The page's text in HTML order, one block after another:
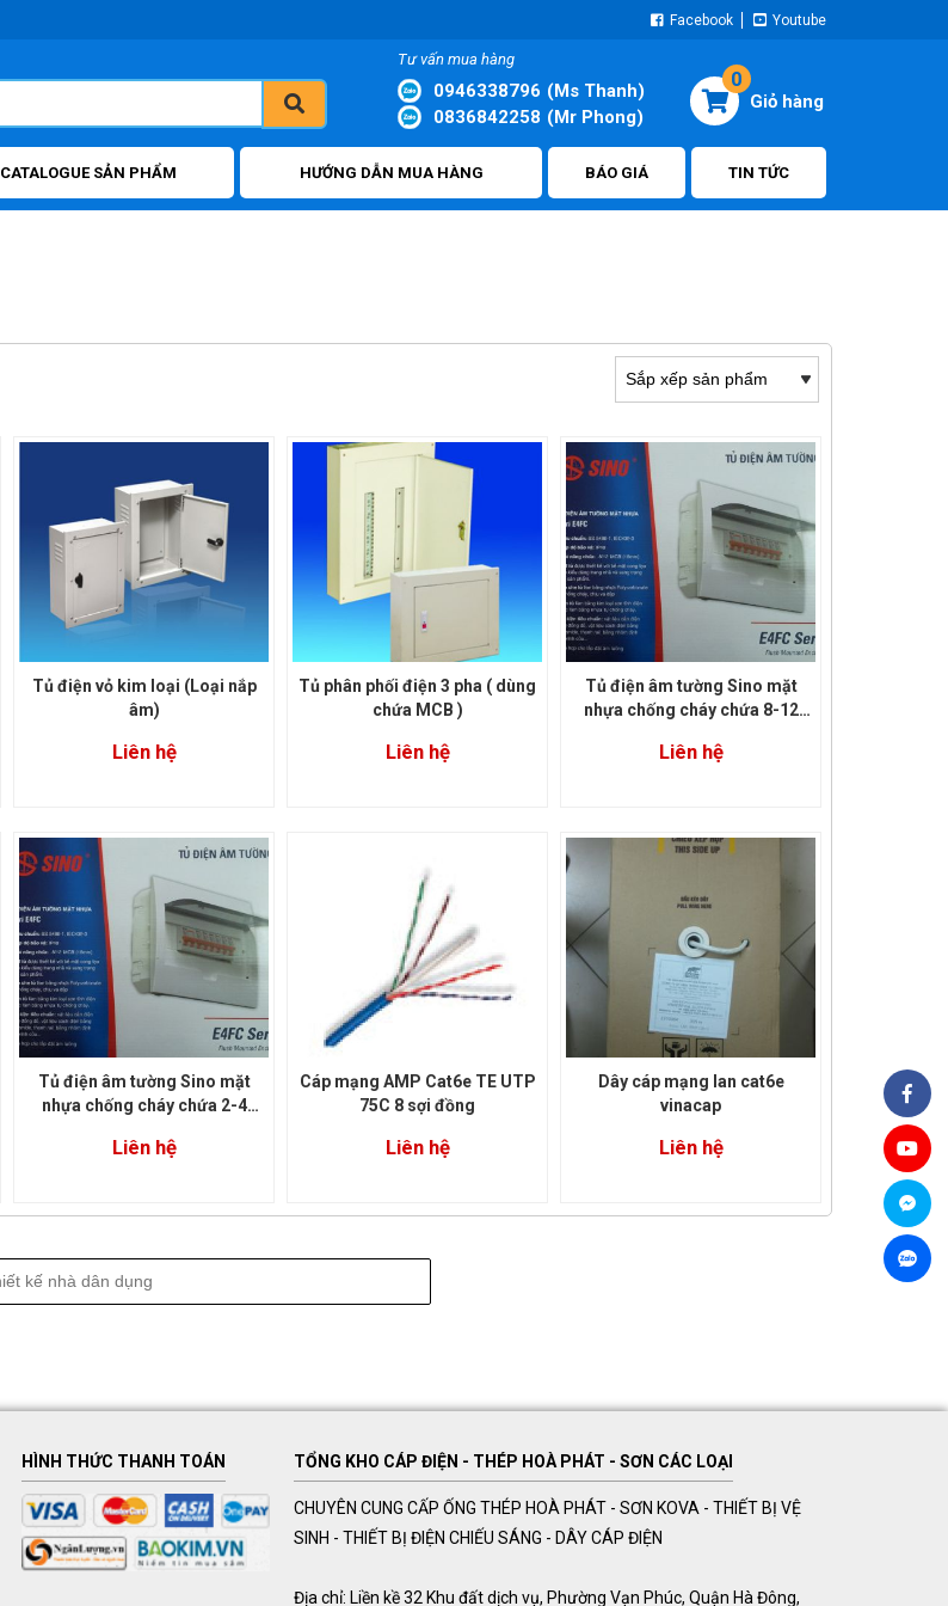
Facebook Youtube
Tư vấn mua hàng
0946338796 (Ms Thanh)
0836842258 (Mr Phong)
0
CATALOGUE SẢN PHẨM HƯỚNG DẪN MUA HÀNG BÁO GIÁ TIN TỨC
Tủ điện vỏ kim loại (Loại nắp
âm)
Liên hệ
Tủ phân phối điện 3 pha ( dùng
chứa MCB )
Liên hệ
Tủ điện âm tường Sino mặt
nhựa chống cháy chứa 8-12
Liên hệ
Tủ điện âm tường Sino mặt
nhựa chống cháy chứa 2-4
Liên hệ
Cáp mạng AMP Cat6e TE UTP
75C 8 sợi đồng
Liên hệ
Dây cáp mạng lan cat6e
vinacap
Liên hệ
HÌNH THỨC THANH TOÁN TỔNG KHO CÁP ĐIỆN - THÉP HOÀ PHÁT - SƠN CÁC LOẠI
CHUYÊN CUNG CẤP ỐNG THÉP HOÀ PHÁT - SƠN KOVA - THIẾT BỊ VỆ
SINH - THIẾT BỊ ĐIỆN CHIẾU SÁNG - DÂY CÁP ĐIỆN
Địa chỉ: Liền kề 32 Khu đất dịch vụ, Phường Vạn Phúc, Quận Hà Đông,